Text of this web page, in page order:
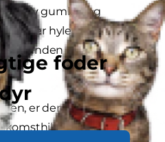
foder
gumlen og
eller hylen, mindre
at hunden bider eller
er der som regel